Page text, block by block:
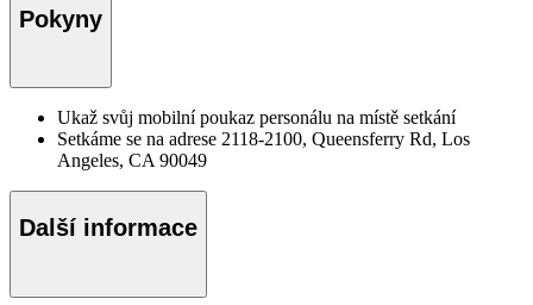
Pokyny
Ukaž svůj mobilní poukaz personálu na místě setkání
Setkáme se na adrese 2118-2100, Queensferry Rd, Los
Angeles, CA 90049
Další informace